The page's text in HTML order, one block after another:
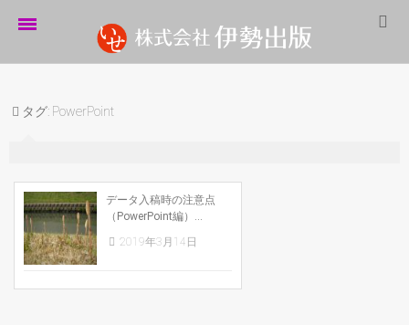
伊勢出版だより
制作実績
企業情報
採用情報
タグ: PowerPoint
データ入稿時の注意点
（PowerPoint編）...
2019年3月14日